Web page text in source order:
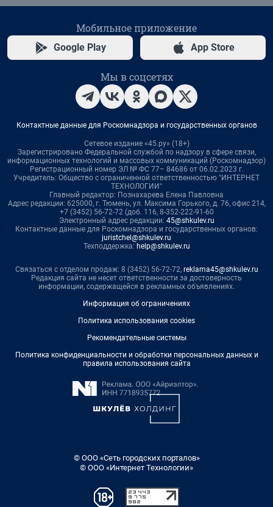
Мобильное приложение
Google Play App Store
Мы в соцсетях
Контактные данные для Роскомнадзора и государственных органов
Сетевое издание «45.ру» (18+)
Зарегистрировано Федеральной службой по надзору в сфере связи,
информационных технологий и массовых коммуникаций (Роскомнадзор)
Регистрационный номер ЭЛ № ФС 77– 84686 от 06.02.2023 г.
Учредитель: Общество с ограниченной ответственностью "ИНТЕРНЕТ
ТЕХНОЛОГИИ"
Главный редактор: Познахарева Елена Павловна
Адрес редакции: 625000, г. Тюмень, ул. Максима Горького, д. 76, офис 214,
+7 (3452) 56-72-72 (доб. 116, 8-352-222-91-60
Электронный адрес редакции: 45@shkulev.ru
Контактные данные для Роскомнадзора и государственных органов:
juristchel@shkulev.ru
Техподдержка: help@shkulev.ru
Связаться с отделом продаж: 8 (3452) 56-72-72, reklama45@shkulev.ru
Редакция сайта не несет ответственности за достоверность
информации, содержащейся в рекламных объявлениях.
Информация об ограничениях
Политика использования cookies
Рекомендательные системы
Политика конфиденциальности и обработки персональных данных и
правила использования сайта
© ООО «Сеть городских порталов»
© ООО «Интернет Технологии»